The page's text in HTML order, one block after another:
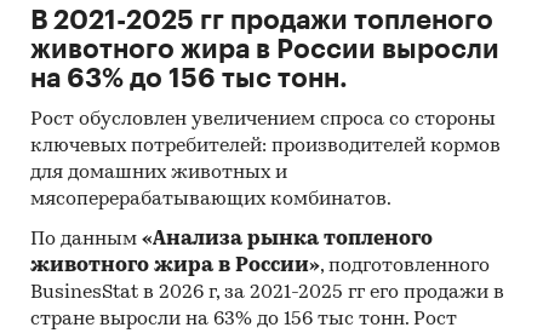
9. Материалы отраслевых учреждений и базы
данных.
10. Базы данных Discovery Research Group
Промышленность
Заморозка / Овощи, фрукты, грибы
В 2021-2025 гг продажи топленого
животного жира в России выросли
на 63% до 156 тыс тонн.
Рост обусловлен увеличением спроса со стороны
ключевых потребителей: производителей кормов
для домашних животных и
мясоперерабатывающих комбинатов.
По данным «Анализа рынка топленого
животного жира в России», подготовленного
BusinesStat в 2026 г, за 2021-2025 гг его продажи в
стране выросли на 63% до 156 тыс тонн. Рост